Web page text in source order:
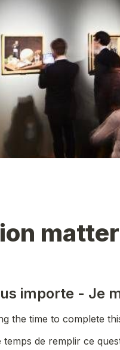
importe - Je
the time to complete
de remplir ce